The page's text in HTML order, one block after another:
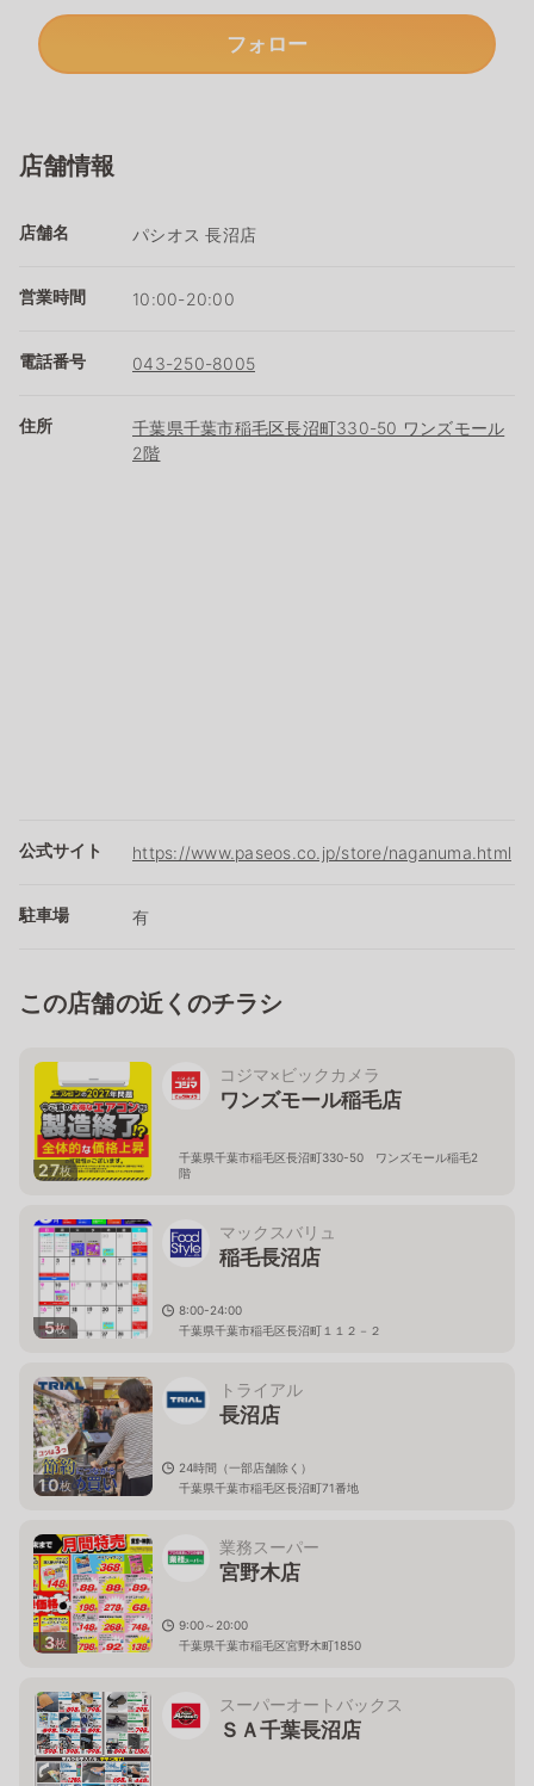
フォロー
店舗情報
店舗名 パシオス 長沼店
営業時間 10:00-20:00
電話番号 043-250-8005
住所
千葉県千葉市稲毛区長沼町330-50 ワンズモール
2階
公式サイト https://www.paseos.co.jp/store/naganuma.html
駐車場 有
この店舗の近くのチラシ
27枚
コジマ×ビックカメラ
ワンズモール稲毛店
千葉県千葉市稲毛区長沼町330-50 ワンズモール稲毛2
階
5枚
マックスバリュ
稲毛長沼店
8:00-24:00
千葉県千葉市稲毛区長沼町１１２－２
10枚
トライアル
長沼店
24時間（一部店舗除く）
千葉県千葉市稲毛区長沼町71番地
3枚
業務スーパー
宮野木店
9:00～20:00
千葉県千葉市稲毛区宮野木町1850
スーパーオートバックス
ＳＡ千葉長沼店